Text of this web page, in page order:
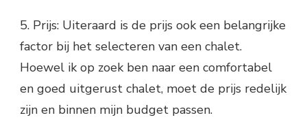
5. Prijs: Uiteraard is de prijs ook een belangrijke
factor bij het selecteren van een chalet.
Hoewel ik op zoek ben naar een comfortabel
en goed uitgerust chalet, moet de prijs redelijk
zijn en binnen mijn budget passen.